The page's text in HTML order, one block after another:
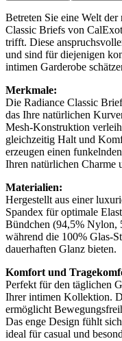
Betreten Sie eine Welt
Classic Briefs von
trifft. Diese
und sind für diejenigen
intimen Garderobe
Merkmale:
Die Radiance Classic
das Ihre natürlichen
Mesh-Konstruktion
gleichzeitig Halt und
erzeugen einen
Ihren natürlichen Charme
Materialien:
Hergestellt aus einer
Spandex für optimale
Bündchen (94,5% Nylon,
während die 100% Glas-
dauerhaften Glanz bieten.
Komfort und
Perfekt für den täglichen
Ihrer intimen Kollektion.
ermöglicht
Das enge Design fühlt
ideal für casual und